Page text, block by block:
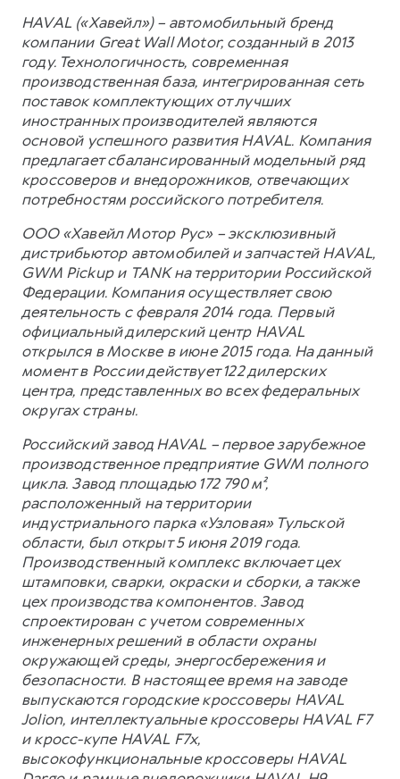
HAVAL («Хавейл») – автомобильный бренд
компании Great Wall Motor, созданный в 2013
году. Технологичность, современная
производственная база, интегрированная сеть
поставок комплектующих от лучших
иностранных производителей являются
основой успешного развития HAVAL. Компания
предлагает сбалансированный модельный ряд
кроссоверов и внедорожников, отвечающих
потребностям российского потребителя.
ООО «Хавейл Мотор Рус» – эксклюзивный
дистрибьютор автомобилей и запчастей HAVAL,
GWM Pickup и TANK на территории Российской
Федерации. Компания осуществляет свою
деятельность с февраля 2014 года. Первый
официальный дилерский центр HAVAL
открылся в Москве в июне 2015 года. На данный
момент в России действует 122 дилерских
центра, представленных во всех федеральных
округах страны.
Российский завод HAVAL – первое зарубежное
производственное предприятие GWM полного
цикла. Завод площадью 172 790 м²,
расположенный на территории
индустриального парка «Узловая» Тульской
области, был открыт 5 июня 2019 года.
Производственный комплекс включает цех
штамповки, сварки, окраски и сборки, а также
цех производства компонентов. Завод
спроектирован с учетом современных
инженерных решений в области охраны
окружающей среды, энергосбережения и
безопасности. В настоящее время на заводе
выпускаются городские кроссоверы HAVAL
Jolion, интеллектуальные кроссоверы HAVAL F7
и кросс-купе HAVAL F7x,
высокофункциональные кроссоверы HAVAL